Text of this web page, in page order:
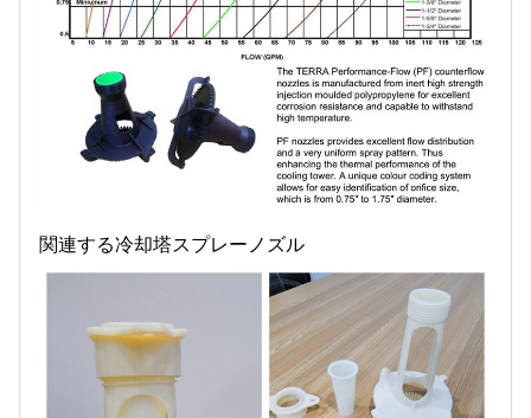
関連する冷却塔スプレーノズル